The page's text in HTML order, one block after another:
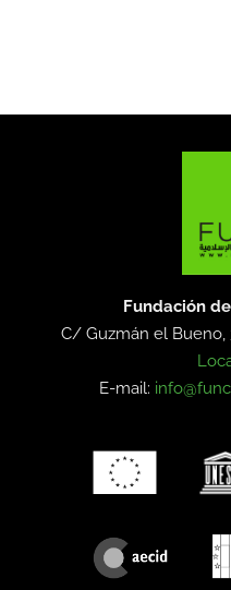
Fundación
C/ Guzmán el
E-mail: